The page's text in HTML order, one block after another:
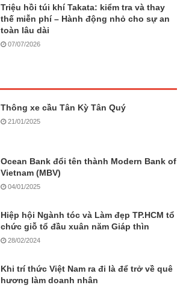
Triệu hồi túi khí Takata: kiểm tra và thay
thế miễn phí – Hành động nhỏ cho sự an
toàn lâu dài
07/07/2026
Thông xe cầu Tân Kỳ Tân Quý
21/01/2025
Ocean Bank đổi tên thành Modern Bank of
Vietnam (MBV)
04/01/2025
Hiệp hội Ngành tóc và Làm đẹp TP.HCM tổ
chức giỗ tổ đầu xuân năm Giáp thìn
28/02/2024
Khi trí thức Việt Nam ra đi là để trở về quê
hương làm doanh nhân